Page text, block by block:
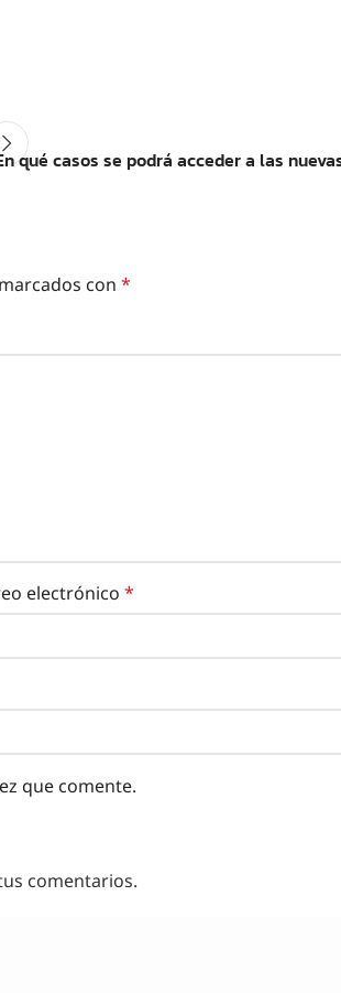
qué casos se podrá acceder a las
con *
electrónico *
que comente.
comentarios.